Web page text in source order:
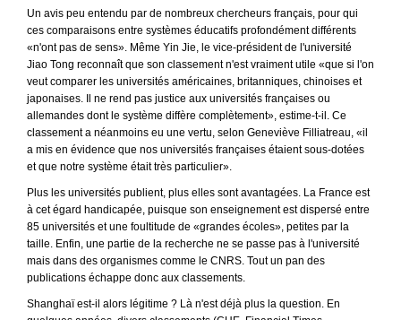
Un avis peu entendu par de nombreux chercheurs français, pour qui
ces comparaisons entre systèmes éducatifs profondément différents
«n'ont pas de sens». Même Yin Jie, le vice-président de l'université
Jiao Tong reconnaît que son classement n'est vraiment utile «que si l'on
veut comparer les universités américaines, britanniques, chinoises et
japonaises. Il ne rend pas justice aux universités françaises ou
allemandes dont le système diffère complètement», estime-t-il. Ce
classement a néanmoins eu une vertu, selon Geneviève Filliatreau, «il
a mis en évidence que nos universités françaises étaient sous-dotées
et que notre système était très particulier».
Plus les universités publient, plus elles sont avantagées. La France est
à cet égard handicapée, puisque son enseignement est dispersé entre
85 universités et une foultitude de «grandes écoles», petites par la
taille. Enfin, une partie de la recherche ne se passe pas à l'université
mais dans des organismes comme le CNRS. Tout un pan des
publications échappe donc aux classements.
Shanghaï est-il alors légitime ? Là n'est déjà plus la question. En